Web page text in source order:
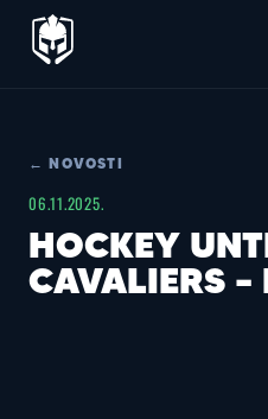
← NOVOSTI
06.11.2025.
HOCKEY
CAVALIERS